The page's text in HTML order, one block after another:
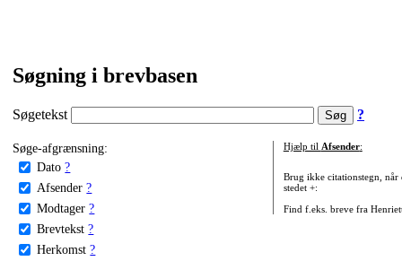
Søgning i brevbasen
Søgetekst ?
Søge-afgrænsning:
Dato ?
Afsender ?
Modtager ?
Brevtekst ?
Herkomst ?
Hjælp til Afsender:
Brug ikke citationstegn, når
stedet +:
Find f.eks. breve fra